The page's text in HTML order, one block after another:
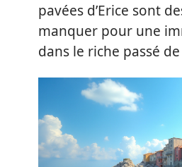
pavées d’Erice sont
manquer pour une
dans le riche passé de